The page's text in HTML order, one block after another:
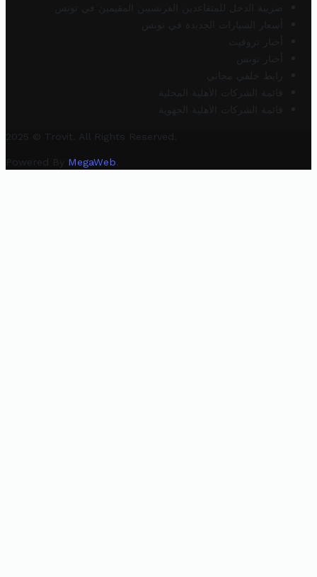
ضريبة الدخل للمتقاعدين الفرنسيين المقيمين في تونس
أسعار السيارات الجديدة في تونس
أخبار تروفيت
أخبار تونس
رابط خلفي مجاني
قائمة الشركات الأهلية المحلية
قائمة الشركات الأهلية الجهوية
2025 © Trovit. All Rights Reserved.
Powered By MegaWeb